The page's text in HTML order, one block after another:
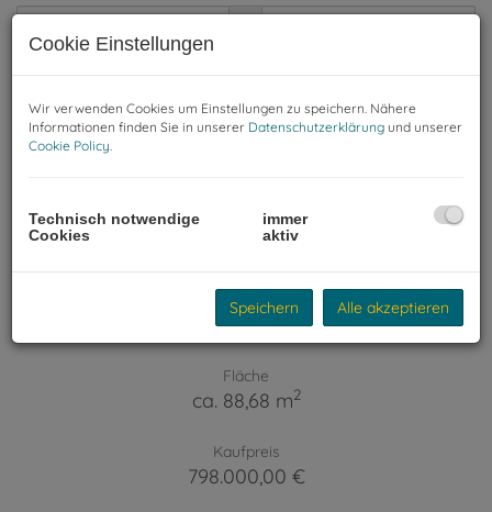
Filter zurücksetzen
Suchen
TERRASSENTRAUM MIT OST-WEST-
AUSRICHTUNG IN DER KUCHELAU
Fläche
ca. 88,68 m2
Kaufpreis
798.000,00 €
Cookie Einstellungen
Wir verwenden Cookies um Einstellungen zu speichern. Nähere
Informationen finden Sie in unserer Datenschutzerklärung und unserer
Cookie Policy
Technisch notwendige
Cookies
immer
aktiv
Speichern Alle akzeptieren